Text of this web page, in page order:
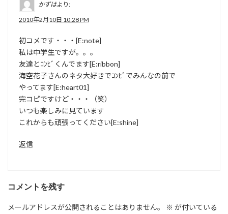
かずはより:
2010年2月10日 10:28 PM
初コメです・・・[E:note]
私は中学生ですが。。。
友達とｺﾝﾋﾞくんでます[E:ribbon]
海空花子さんのネタ大好きでｺﾝﾋﾞでみんなの前で
やってます[E:heart01]
完コピですけど・・・（笑）
いつも楽しみに見ています
これからも頑張ってください[E:shine]
返信
コメントを残す
メールアドレスが公開されることはありません。 ※ が付いている